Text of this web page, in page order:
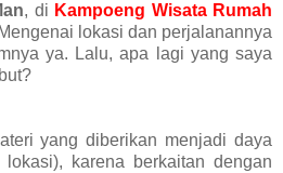
, di Kampoeng Wisata Rumah
lokasi dan perjalanannya
ya. Lalu, apa lagi yang saya
yang diberikan menjadi daya
karena berkaitan dengan